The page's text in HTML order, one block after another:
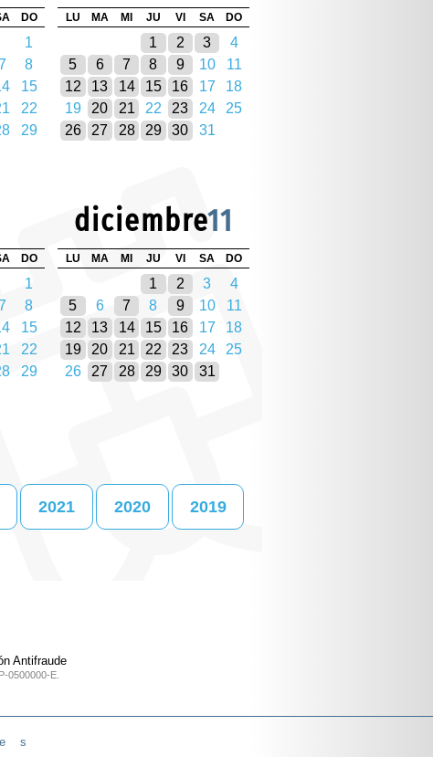
DO
1
8
15
22
29
LU MA MI JU VI SA DO
1 2 3
4
5
6 7 8 9 10
11
12
13 14 15 16 17
18
19
20 21 22 23 24
25
26
27 28 29 30 31
DO
1
8
15
22
29
diciembre11
LU MA MI JU VI SA DO
1 2 3
4
5
6 7 8 9 10
11
12
13 14 15 16 17
18
19
20 21 22 23 24
25
26
27 28 29 30 31
2021 2020 2019
Antifraude
0500000-E.